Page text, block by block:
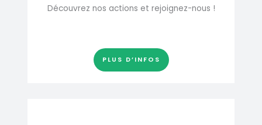
Découvrez nos actions et rejoignez-nous !
PLUS D’INFOS